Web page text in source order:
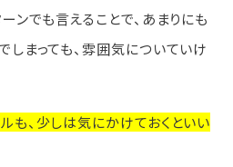
ンでも言えることで、あまりにも
しまっても、雰囲気についていけ
も、少しは気にかけておくといい